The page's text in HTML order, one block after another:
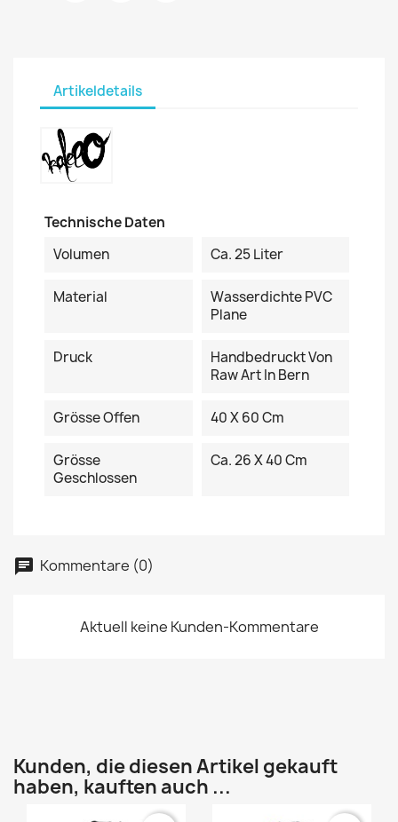
Artikeldetails
Technische Daten
Volumen
Ca. 25 Liter
Material
Wasserdichte PVC
Plane
Druck
Handbedruckt Von
Raw Art In Bern
Grösse Offen 40 X 60 Cm
Grösse
Geschlossen
Ca. 26 X 40 Cm
Kommentare (0)
Aktuell keine Kunden-Kommentare
Kunden, die diesen Artikel gekauft
haben, kauften auch ...